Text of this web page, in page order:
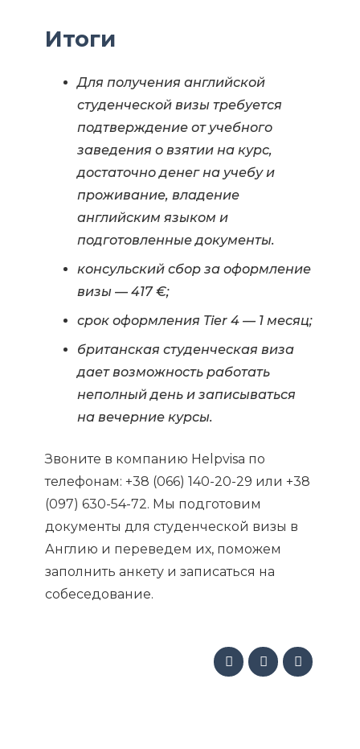
Итоги
Для получения английской
студенческой визы требуется
подтверждение от учебного
заведения о взятии на курс,
достаточно денег на учебу и
проживание, владение
английским языком и
подготовленные документы.
консульский сбор за оформление
визы — 417 €;
срок оформления Tier 4 — 1 месяц;
британская студенческая виза
дает возможность работать
неполный день и записываться
на вечерние курсы.
Звоните в компанию Helpvisa по
телефонам: +38 (066) 140-20-29 или +38
(097) 630-54-72. Мы подготовим
документы для студенческой визы в
Англию и переведем их, поможем
заполнить анкету и записаться на
собеседование.